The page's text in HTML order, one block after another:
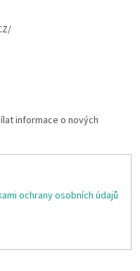
informace o nových
ochrany osobních údajů